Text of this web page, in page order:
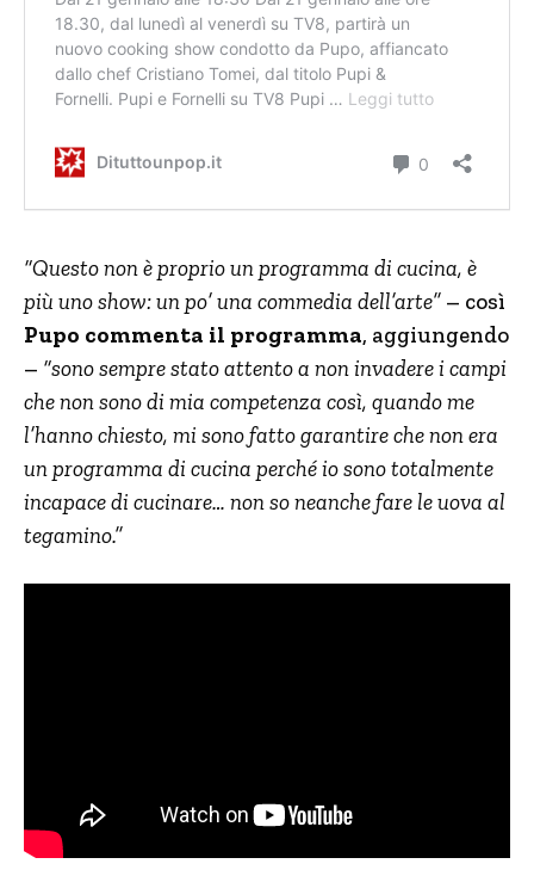
“Questo non è proprio un programma di cucina, è
più uno show: un po’ una commedia dell’arte” – così
Pupo commenta il programma, aggiungendo
– “sono sempre stato attento a non invadere i campi
che non sono di mia competenza così, quando me
l’hanno chiesto, mi sono fatto garantire che non era
un programma di cucina perché io sono totalmente
incapace di cucinare… non so neanche fare le uova al
tegamino.”